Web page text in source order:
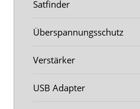
Satfinder
Überspannungsschutz
Verstärker
USB Adapter